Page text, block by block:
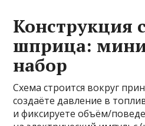
Конструкция
шприца:
набор
Схема строится вокруг
создаёте давление в
и фиксируете объём/